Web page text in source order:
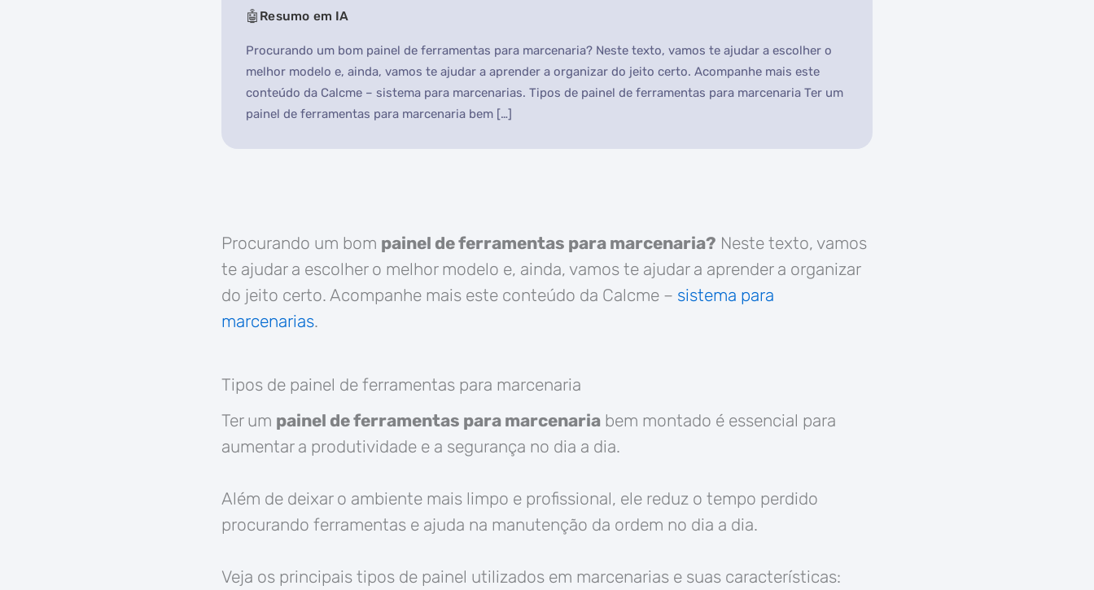
Resumo em IA
Procurando um bom painel de ferramentas para marcenaria? Neste texto, vamos te ajudar a escolher o
melhor modelo e, ainda, vamos te ajudar a aprender a organizar do jeito certo. Acompanhe mais este
conteúdo da Calcme – sistema para marcenarias. Tipos de painel de ferramentas para marcenaria Ter um
painel de ferramentas para marcenaria bem […]
Procurando um bom painel de ferramentas para marcenaria? Neste texto, vamos
te ajudar a escolher o melhor modelo e, ainda, vamos te ajudar a aprender a organizar
do jeito certo. Acompanhe mais este conteúdo da Calcme – sistema para
marcenarias.
Tipos de painel de ferramentas para marcenaria
Ter um painel de ferramentas para marcenaria bem montado é essencial para
aumentar a produtividade e a segurança no dia a dia.
Além de deixar o ambiente mais limpo e profissional, ele reduz o tempo perdido
procurando ferramentas e ajuda na manutenção da ordem no dia a dia.
Veja os principais tipos de painel utilizados em marcenarias e suas características: